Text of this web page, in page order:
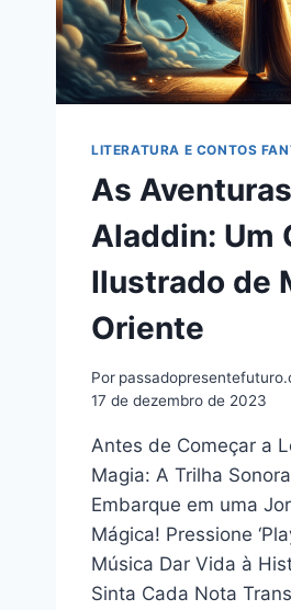
LITERATURA E CONTOS
As
Aladdin: Um
Ilustrado de
Oriente
Por
17 de dezembro de 2023
Antes de Começar a
Magia: A Trilha
Embarque em uma
Mágica! Pressione
Música Dar Vida à
Sinta Cada Nota